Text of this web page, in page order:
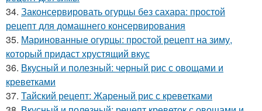
34. Законсервировать огурцы без сахара: простой
рецепт для домашнего консервирования
35. Маринованные огурцы: простой рецепт на зиму,
который придаст хрустящий вкус
36. Вкусный и полезный: черный рис с овощами и
креветками
37. Тайский рецепт: Жареный рис с креветками